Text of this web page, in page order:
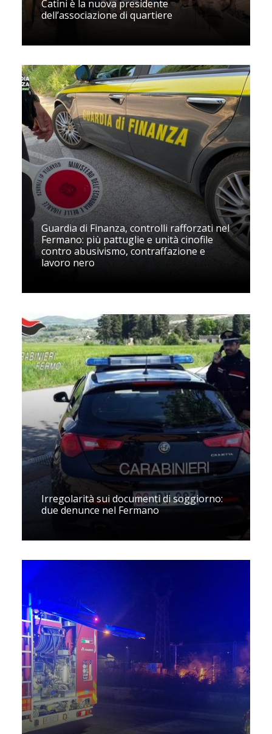
Catini è la nuova presidente
dell’associazione di quartiere
Guardia di Finanza, controlli rafforzati nel
Fermano: più pattuglie e unità cinofile
contro abusivismo, contraffazione e
lavoro nero
Irregolarità sui documenti di soggiorno:
due denunce nel Fermano